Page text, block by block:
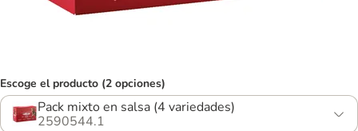
Escoge el producto (2 opciones)
Pack mixto en salsa (4 variedades)
2590544.1